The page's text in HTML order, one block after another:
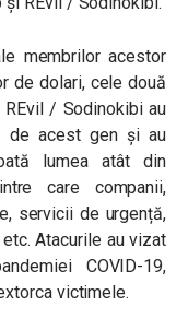
membrilor acestor
de dolari, cele două
REvil / Sodinokibi au
de acest gen și au
lumea atât din
care companii,
servicii de urgență,
Atacurile au vizat
COVID-19,
victimele.